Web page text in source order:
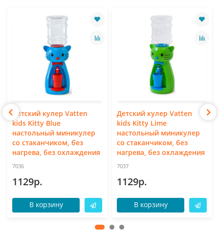
Детский кулер Vatten
kids Kitty Blue
настольный миникулер
со стаканчиком, без
нагрева, без охлаждения
7036
1129р.
В корзину
Детский кулер Vatten
kids Kitty Lime
настольный миникулер
со стаканчиком, без
нагрева, без охлаждения
7037
1129р.
В корзину